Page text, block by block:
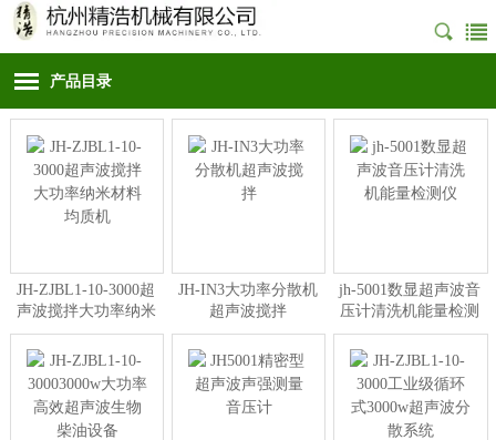
产品目录
JH-ZJBL1-10-3000超
声波搅拌大功率纳米
材料均质机
JH-IN3大功率分散机
超声波搅拌
jh-5001数显超声波音
压计清洗机能量检测
仪